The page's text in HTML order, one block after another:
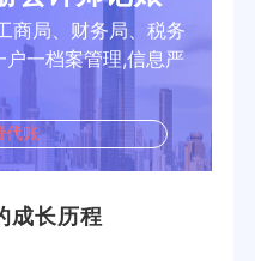
商局、财务局、税务
一档案管理,信息严
代账
成长历程